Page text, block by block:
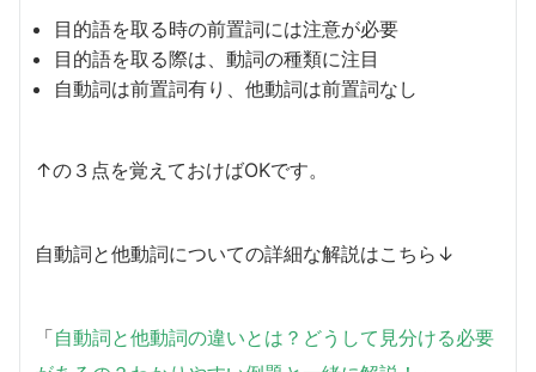
目的語を取る時の前置詞には注意が必要
目的語を取る際は、動詞の種類に注目
自動詞は前置詞有り、他動詞は前置詞なし
↑の３点を覚えておけばOKです。
自動詞と他動詞についての詳細な解説はこちら↓
「自動詞と他動詞の違いとは？どうして見分ける必要